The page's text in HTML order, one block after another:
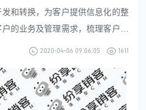
和转换，为客户提供信息化的整
的业务及管理需求，梳理客户的
务；3、销售精英职位，售卖国
为制造企业；任职要求：1.有两
2020-04-06 09:06:05 1611